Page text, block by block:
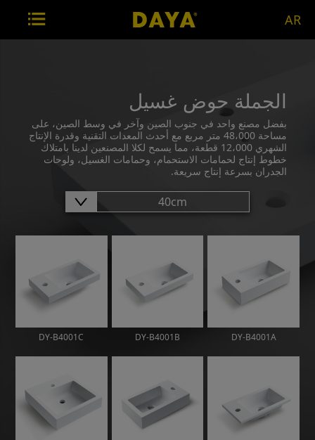
AR
الجملة حوض غسيل
بفضل مصنع واحد في جنوب الصين وآخر في وسط الصين، على
مساحة 48،000 متر مربع مع أحدث المعدات التقنية وقدرة الإنتاج
الشهري 12،000 قطعة، مما يسمح لكلا المصنعين لدينا بامتلاك
خطوط إنتاج لحمامات الاستحمام، وحمامات الغسيل، ولوحات
الجدران بسرعة إنتاج سريعة.
40cm
DY-B4001A
DY-B4001B
DY-B4001C